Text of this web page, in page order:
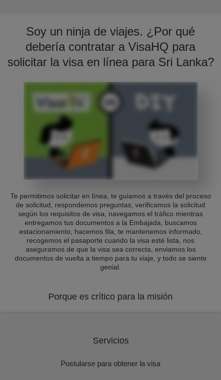
Soy un ninja de viajes. ¿Por qué
debería contratar a VisaHQ para
solicitar la visa en línea para Sri Lanka?
Te permitimos solicitar en línea, te guiamos a través del proceso
de solicitud, respondemos preguntas, verificamos la solicitud
según los requisitos de visa, navegamos el tráfico mientras
entregamos tus documentos a la Embajada, buscamos
estacionamiento, hacemos fila, te mantenemos informado,
recogemos el pasaporte cuando la visa esté lista, nos
aseguramos de que la visa sea correcta, enviamos los
documentos de vuelta a tiempo para tu viaje, y todo se siente
genial.
Porque es crítico para la misión
Servicios
Postularse para obtener la visa